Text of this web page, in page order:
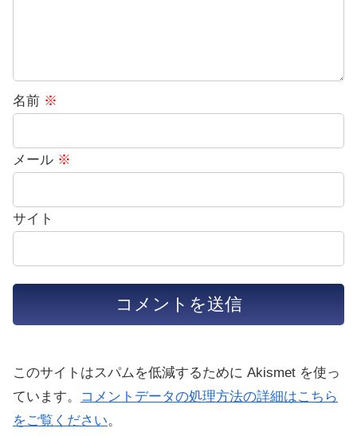
名前 ※
メール ※
サイト
このサイトはスパムを低減するために Akismet を使っ
ています。
コメントデータの処理方法の詳細はこちら
をご覧ください。